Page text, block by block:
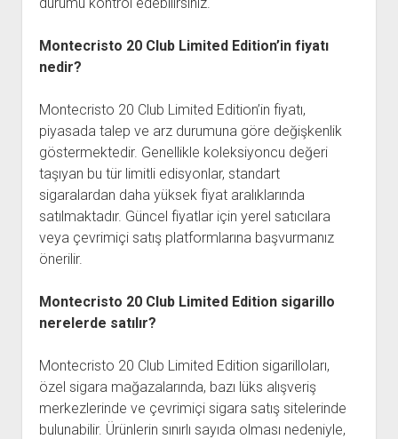
Montecristo 20 Club Limited Edition’in fiyatı
nedir?
Montecristo 20 Club Limited Edition’in fiyatı,
piyasada talep ve arz durumuna göre değişkenlik
göstermektedir. Genellikle koleksiyoncu değeri
taşıyan bu tür limitli edisyonlar, standart
sigaralardan daha yüksek fiyat aralıklarında
satılmaktadır. Güncel fiyatlar için yerel satıcılara
veya çevrimiçi satış platformlarına başvurmanız
önerilir.
Montecristo 20 Club Limited Edition sigarillo
nerelerde satılır?
Montecristo 20 Club Limited Edition sigarilloları,
özel sigara mağazalarında, bazı lüks alışveriş
merkezlerinde ve çevrimiçi sigara satış sitelerinde
bulunabilir. Ürünlerin sınırlı sayıda olması nedeniyle,